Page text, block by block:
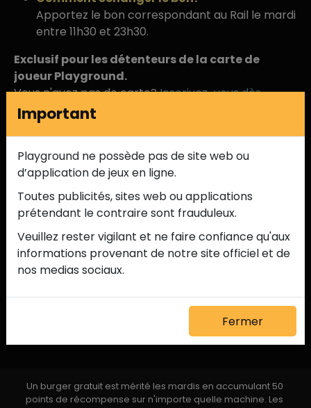
Apportez le bon correspondant au Rail le mardi
entre 11h30 et 23h30.
Exclusif pour les détenteurs de la carte de
joueur Playground.
Vous n'avez pas de carte? Inscrivez-vous dès
aujourd'hui et profitez de cette offre imbattable.
Un burger gratuit est mérité les mardis en accumulant 50
points de récompense sur n'importe quelle machine. Les
Important
Playground ne possède pas de site web ou
d’application de jeux en ligne.
Toutes publicités, sites web ou applications
prétendant le contraire sont frauduleux.
Veuillez rester vigilant et ne faire confiance qu'aux
informations provenant de notre site officiel et de
nos medias sociaux.
Fermer